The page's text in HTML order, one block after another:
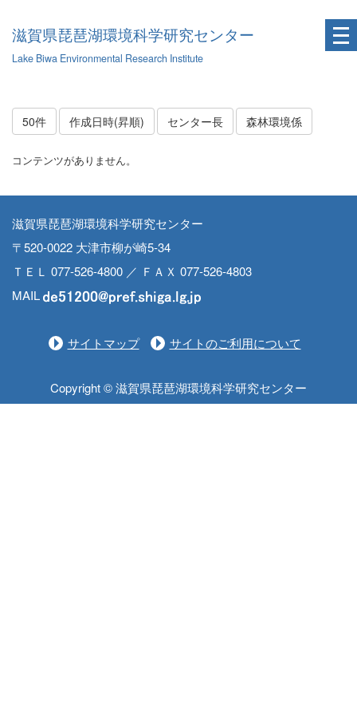
滋賀県琵琶湖環境科学研究センター
Lake Biwa Environmental Research Institute
50件 作成日時(昇順) センター長 森林環境係
コンテンツがありません。
滋賀県琵琶湖環境科学研究センター
〒520-0022 大津市柳が崎5-34
ＴＥＬ 077-526-4800 ／ ＦＡＸ 077-526-4803
MAIL
サイトマップ サイトのご利用について
Copyright © 滋賀県琵琶湖環境科学研究センター